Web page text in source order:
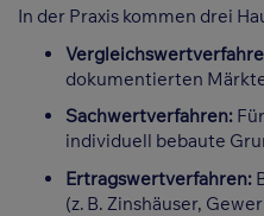
In der Praxis kommen drei
dokumentierten
Sachwertverfahren:
individuell bebaute
Ertragswertverfahren:
(z. B. Zinshäuser,